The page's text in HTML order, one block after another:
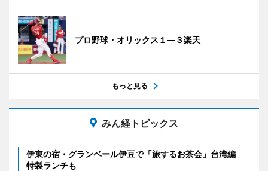
プロ野球・オリックス１―３楽天
もっと見る
みん経トピックス
伊東の宿・グランベール伊豆で「旅するお茶会」台湾編
特製ランチも